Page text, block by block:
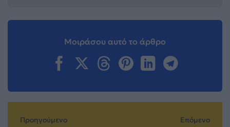
Μοιράσου αυτό το άρθρο
Προηγούμενο Επόμενο